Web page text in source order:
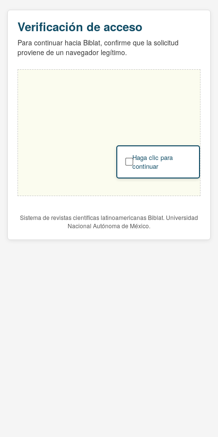
Verificación de acceso
Para continuar hacia Biblat, confirme que la solicitud
proviene de un navegador legítimo.
Haga clic para
continuar
Sistema de revistas científicas latinoamericanas Biblat. Universidad
Nacional Autónoma de México.